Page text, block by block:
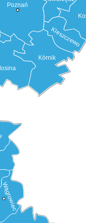
Kórnik
Kleszczewo
Poznań
Wągrowiec